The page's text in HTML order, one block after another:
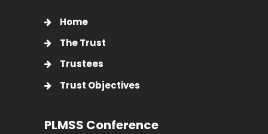
Home
The Trust
Trustees
Trust Objectives
PLMSS Conference